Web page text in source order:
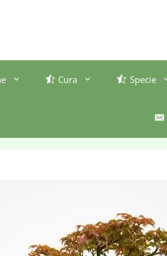
Cura Specie